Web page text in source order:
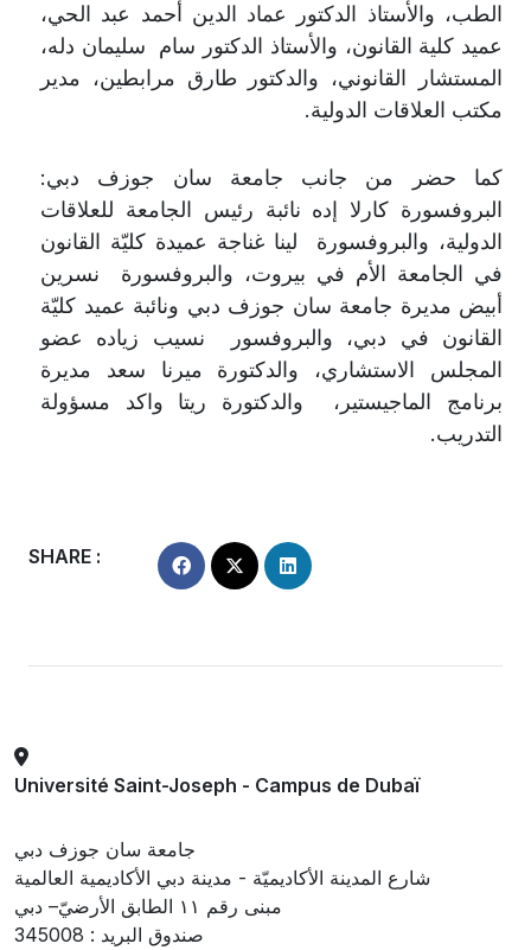
الطب، والأستاذ الدكتور عماد الدين أحمد عبد الحي،
عميد كلية القانون، والأستاذ الدكتور سام سليمان دله،
المستشار القانوني، والدكتور طارق مرابطين، مدير
مكتب العلاقات الدولية.
كما حضر من جانب جامعة سان جوزف دبي:
البروفسورة كارلا إده نائبة رئيس الجامعة للعلاقات
الدولية، والبروفسورة لينا غناجة عميدة كليّة القانون
في الجامعة الأم في بيروت، والبروفسورة نسرين
أبيض مديرة جامعة سان جوزف دبي ونائبة عميد كليّة
القانون في دبي، والبروفسور نسيب زياده عضو
المجلس الاستشاري، والدكتورة ميرنا سعد مديرة
برنامج الماجيستير، والدكتورة ريتا واكد مسؤولة
التدريب.
SHARE :
Université Saint-Joseph - Campus de Dubaï
جامعة سان جوزف دبي
شارع المدينة الأكاديميّة - مدينة دبي الأكاديمية العالمية
مبنى رقم ١١ الطابق الأرضيّ– دبي
صندوق البريد : 345008